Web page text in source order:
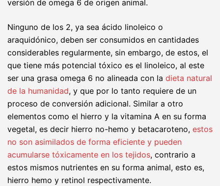
versión de omega 6 de origen animal.
Ninguno de los 2, ya sea ácido linoleico o
araquidónico, deben ser consumidos en cantidades
considerables regularmente, sin embargo, de estos, el
que tiene más potencial tóxico es el linoleico, al este
ser una grasa omega 6 no alineada con la dieta natural
de la humanidad, y que por lo tanto requiere de un
proceso de conversión adicional. Similar a otro
elementos como el hierro y la vitamina A en su forma
vegetal, es decir hierro no-hemo y betacaroteno, estos
no son asimilados de forma eficiente y pueden
acumularse tóxicamente en los tejidos, contrario a
estos mismos nutrientes en su forma animal, esto es,
hierro hemo y retinol respectivamente.